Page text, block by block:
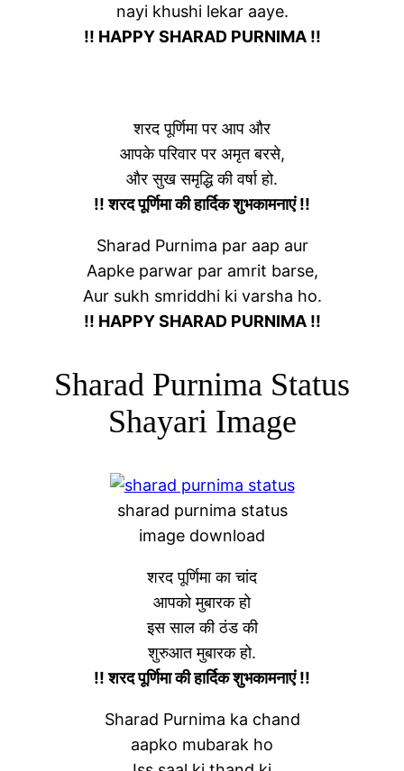
nayi khushi lekar aaye.
!! HAPPY SHARAD PURNIMA !!
शरद पूर्णिमा पर आप और
आपके परिवार पर अमृत बरसे,
और सुख समृद्धि की वर्षा हो.
!! शरद पूर्णिमा की हार्दिक शुभकामनाएं !!
Sharad Purnima par aap aur
Aapke parwar par amrit barse,
Aur sukh smriddhi ki varsha ho.
!! HAPPY SHARAD PURNIMA !!
Sharad Purnima Status
Shayari Image
sharad purnima status
image download
शरद पूर्णिमा का चांद
आपको मुबारक हो
इस साल की ठंड की
शुरुआत मुबारक हो.
!! शरद पूर्णिमा की हार्दिक शुभकामनाएं !!
Sharad Purnima ka chand
aapko mubarak ho